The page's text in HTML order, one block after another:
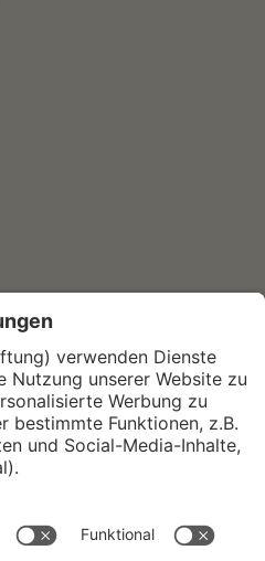
Institut
und